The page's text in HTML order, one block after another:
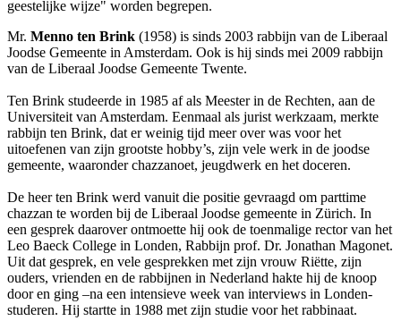
geestelijke wijze" worden begrepen.
Mr. Menno ten Brink (1958) is sinds 2003 rabbijn van de Liberaal
Joodse Gemeente in Amsterdam. Ook is hij sinds mei 2009 rabbijn
van de Liberaal Joodse Gemeente Twente.
Ten Brink studeerde in 1985 af als Meester in de Rechten, aan de
Universiteit van Amsterdam. Eenmaal als jurist werkzaam, merkte
rabbijn ten Brink, dat er weinig tijd meer over was voor het
uitoefenen van zijn grootste hobby’s, zijn vele werk in de joodse
gemeente, waaronder chazzanoet, jeugdwerk en het doceren.
De heer ten Brink werd vanuit die positie gevraagd om parttime
chazzan te worden bij de Liberaal Joodse gemeente in Zürich. In
een gesprek daarover ontmoette hij ook de toenmalige rector van het
Leo Baeck College in Londen, Rabbijn prof. Dr. Jonathan Magonet.
Uit dat gesprek, en vele gesprekken met zijn vrouw Riëtte, zijn
ouders, vrienden en de rabbijnen in Nederland hakte hij de knoop
door en ging –na een intensieve week van interviews in Londen-
studeren. Hij startte in 1988 met zijn studie voor het rabbinaat.